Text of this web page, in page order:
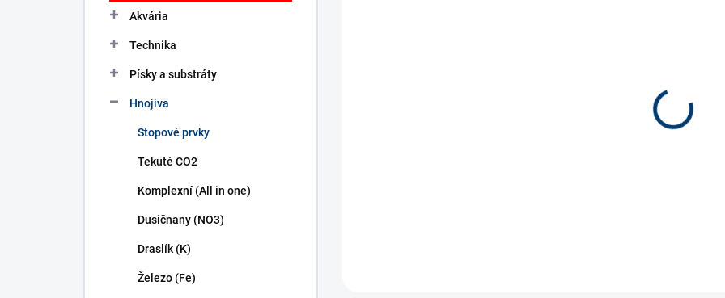
Akvária
Technika
Písky a substráty
Hnojiva
Stopové prvky
Tekuté CO2
Komplexní (All in one)
Dusičnany (NO3)
Draslík (K)
Železo (Fe)